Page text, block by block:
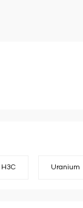
H3C Uranium